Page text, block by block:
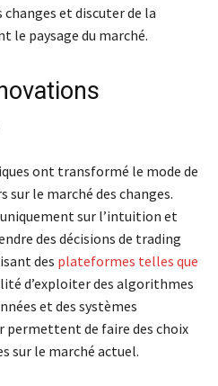
et discuter de la
le paysage du marché.
ont transformé le mode de
le marché des changes.
uniquement sur l’intuition et
des décisions de trading
des plateformes telles que
d’exploiter des algorithmes
et des systèmes
permettent de faire des choix
sur le marché actuel.